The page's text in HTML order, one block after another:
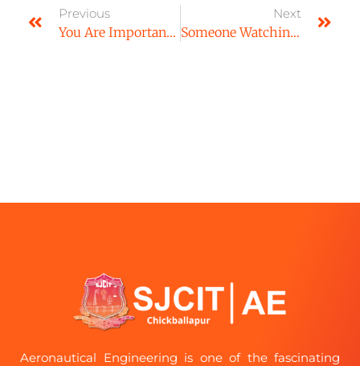
Previous
You Are Important. We Are Here For You.
Next
Someone Watching Your Back? We Will Do It For You.
Aeronautical Engineering is one of the fascinating